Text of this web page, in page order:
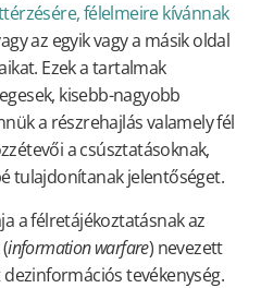
félelmeire kívánnak
az egyik vagy a másik oldal
Ezek a tartalmak
kisebb-nagyobb
a részrehajlás valamely fél
a csúsztatásoknak,
tulajdonítanak jelentőséget.
a félretájékoztatásnak az
information warfare) nevezett
tevékenység.